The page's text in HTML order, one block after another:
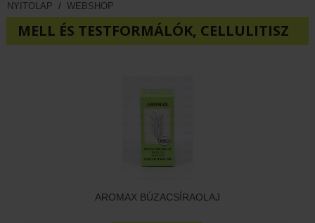
NYITOLAP / WEBSHOP
MELL ÉS TESTFORMÁLÓK, CELLULITISZ
AROMAX BÚZACSÍRAOLAJ